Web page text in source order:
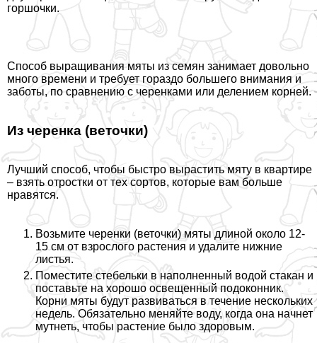
горшочки.
Способ выращивания мяты из семян занимает довольно
много времени и требует гораздо большего внимания и
заботы, по сравнению с черенками или делением корней.
Из черенка (веточки)
Лучший способ, чтобы быстро вырастить мяту в квартире
– взять отростки от тех сортов, которые вам больше
нравятся.
Возьмите черенки (веточки) мяты длиной около 12-
15 см от взрослого растения и удалите нижние
листья.
Поместите стебельки в наполненный водой стакан и
поставьте на хорошо освещенный подоконник.
Корни мяты будут развиваться в течение нескольких
недель. Обязательно меняйте воду, когда она начнет
мутнеть, чтобы растение было здоровым.